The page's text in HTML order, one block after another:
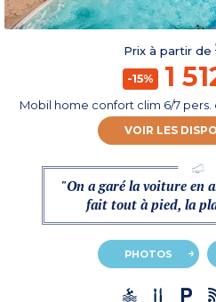
Prix à partir de
-15% 1
Mobil home confort clim 6/7 pers.
VOIR LES
"On a garé la voiture en
fait tout à pied, la
PHOTOS